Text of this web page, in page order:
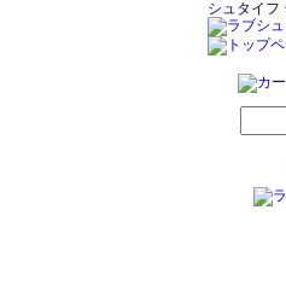
シュタイフ